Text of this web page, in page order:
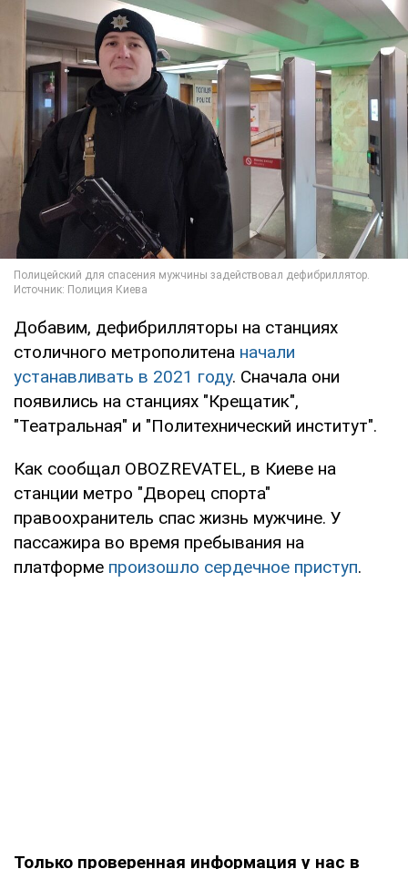
Добавим, дефибрилляторы на станциях
столичного метрополитена начали
устанавливать в 2021 году. Сначала они
появились на станциях "Крещатик",
"Театральная" и "Политехнический институт".
Как сообщал OBOZREVATEL, в Киеве на
станции метро "Дворец спорта"
правоохранитель спас жизнь мужчине. У
пассажира во время пребывания на
платформе произошло сердечное приступ.
Только проверенная информация у нас в